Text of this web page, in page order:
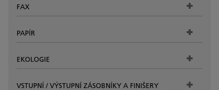
FAX
PAPÍR
EKOLOGIE
VSTUPNÍ / VÝSTUPNÍ ZÁSOBNÍKY A FINIŠERY